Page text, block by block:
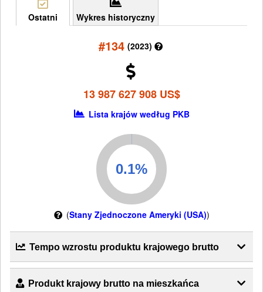
Ostatni Wykres historyczny
#134 (2023)
13 987 627 908 US$
Lista krajów według PKB
(Stany Zjednoczone Ameryki (USA))
Tempo wzrostu produktu krajowego brutto
Produkt krajowy brutto na mieszkańca